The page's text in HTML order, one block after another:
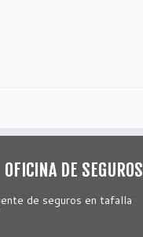
OFICINA DE SEGUROS